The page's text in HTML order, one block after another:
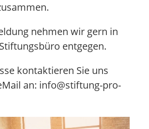
nehmen wir gern in
entgegen.
kontaktieren Sie uns
an: info@stiftung-pro-